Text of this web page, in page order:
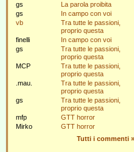
gs
La parola proibita
gs
In campo con voi
vb
Tra tutte le passioni,
proprio questa
finelli
In campo con voi
gs
Tra tutte le passioni,
proprio questa
MCP
Tra tutte le passioni,
proprio questa
.mau.
Tra tutte le passioni,
proprio questa
gs
Tra tutte le passioni,
proprio questa
mfp
GTT horror
Mirko
GTT horror
Tutti i commenti »